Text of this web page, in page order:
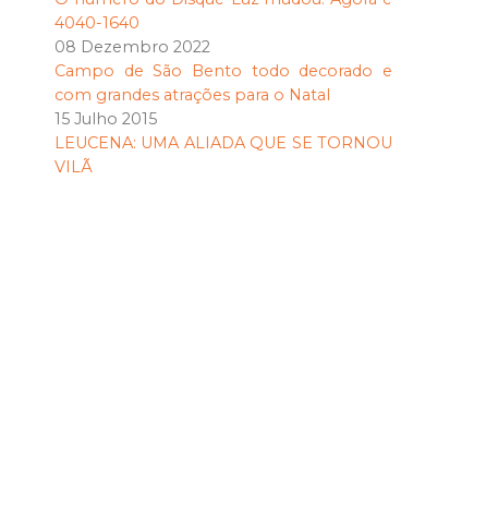
4040-1640
08 Dezembro 2022
Campo de São Bento todo decorado e
com grandes atrações para o Natal
15 Julho 2015
LEUCENA: UMA ALIADA QUE SE TORNOU
VILÃ